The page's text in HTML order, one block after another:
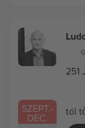
SZEPT.-
DEC.
251
tól